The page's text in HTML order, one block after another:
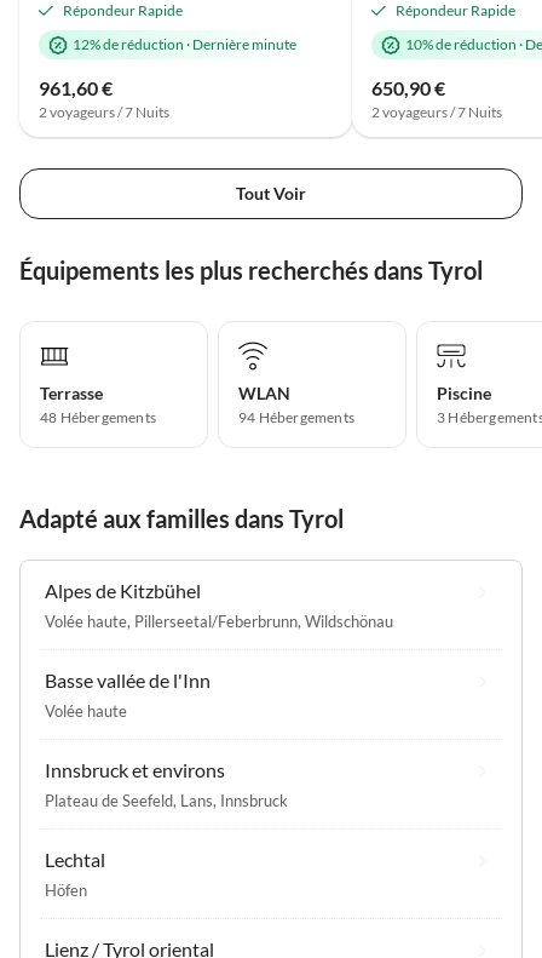
Répondeur Rapide
12% de réduction · Dernière minute
961,60 €
2 voyageurs / 7 Nuits
Répondeur Rapide
10% de réduction ·
650,90 €
2 voyageurs / 7 Nuits
Tout Voir
Équipements les plus recherchés dans Tyrol
Terrasse
48 Hébergements
WLAN
94 Hébergements
Piscine
3
Adapté aux familles dans Tyrol
Alpes de Kitzbühel
Volée haute, Pillerseetal/Feberbrunn, Wildschönau
Basse vallée de l'Inn
Volée haute
Innsbruck et environs
Plateau de Seefeld, Lans, Innsbruck
Lechtal
Höfen
Lienz / Tyrol oriental